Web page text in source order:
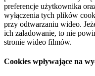
preferencje użytkownika
wyłączenia tych plików
przy odtwarzaniu wideo.
ich załadowanie, to nie
stronie wideo filmów.
Cookies wpływające na